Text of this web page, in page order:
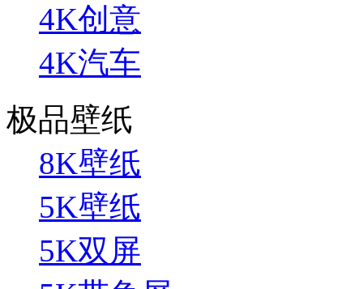
4K创意
4K汽车
极品壁纸
8K壁纸
5K壁纸
5K双屏